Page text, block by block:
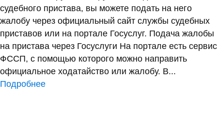
судебного пристава, вы можете подать на него
жалобу через официальный сайт службы судебных
приставов или на портале Госуслуг. Подача жалобы
на пристава через Госуслуги На портале есть сервис
ФССП, с помощью которого можно направить
официальное ходатайство или жалобу. В...
Подробнее